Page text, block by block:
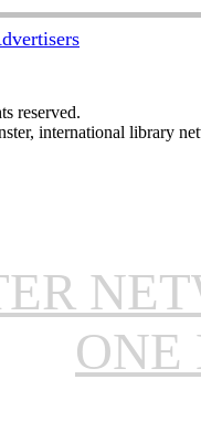
reserved.
international library
ONE